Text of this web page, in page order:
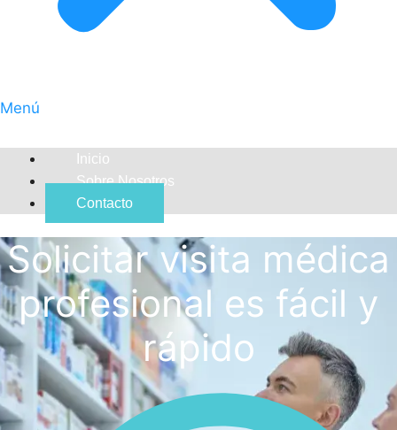
Menú
Inicio
Sobre Nosotros
Contacto
Solicitar visita médica
profesional es fácil y
rápido